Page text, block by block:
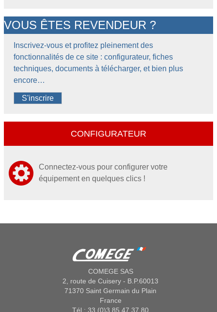
VOUS ÊTES REVENDEUR ?
Inscrivez-vous et profitez pleinement des
fonctionnalités de ce site : configurateur, fiches
techniques, documents à télécharger, et bien plus
encore…
S'inscrire
CONFIGURATEUR
Connectez-vous pour configurer votre
équipement en quelques clics !
COMEGE SAS
2, route de Cuisery - B.P.60013
71370 Saint Germain du Plain
France
Tél : 33 (0)3 85 47 37 80